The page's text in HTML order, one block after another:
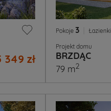
349 zł
Pokoje 3 Łazienki
Projekt domu
BRZDĄC
79 m2